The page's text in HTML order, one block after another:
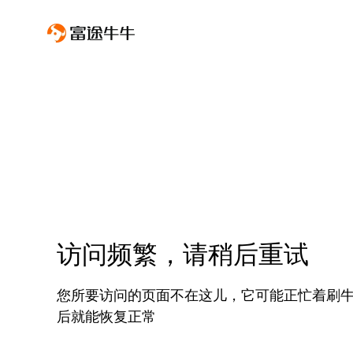
访问频繁，请稍后重试
您所要访问的页面不在这儿，它可能正忙着刷
后就能恢复正常